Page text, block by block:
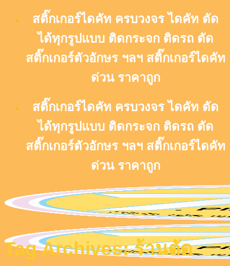
สติ๊กเกอร์ไดคัท ครบวงจร ไดคัท ตัด
ได้ทุกรูปแบบ ติดกระจก ติดรถ ตัด
สติ๊กเกอร์ตัวอักษร ฯลฯ สติ๊กเกอร์ไดคัท
ด่วน ราคาถูก
สติ๊กเกอร์ไดคัท ครบวงจร ไดคัท ตัด
ได้ทุกรูปแบบ ติดกระจก ติดรถ ตัด
สติ๊กเกอร์ตัวอักษร ฯลฯ สติ๊กเกอร์ไดคัท
ด่วน ราคาถูก
Tag Archives:ร้านตัด